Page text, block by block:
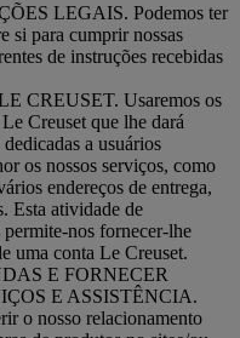
LEGAIS. Podemos ter
si para cumprir nossas
de instruções recebidas
CREUSET. Usaremos os
Creuset que lhe dará
a usuários
os nossos serviços, como
endereços de entrega,
Esta atividade de
permite-nos fornecer-lhe
uma conta Le Creuset.
E FORNECER
E ASSISTÊNCIA.
o nosso relacionamento